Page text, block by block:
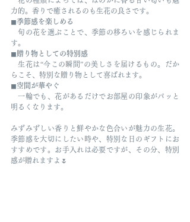
力的。香りで癒されるのも生花の良さです。
◼︎季節感を楽しめる
旬の花を選ぶことで、季節の移ろいを感じられま
す。
◼︎贈り物としての特別感
生花は“今この瞬間”の美しさを届けるもの。だか
らこそ、特別な贈り物として喜ばれます。
◼︎空間が華やぐ
一輪でも、花があるだけでお部屋の印象がパッと
明るくなります。
みずみずしい香りと鮮やかな色合いが魅力の生花。
季節感を大切にしたい時や、特別な日のギフトにお
すすめです。お手入れは必要ですが、その分、特別
感が贈れますよ🌷